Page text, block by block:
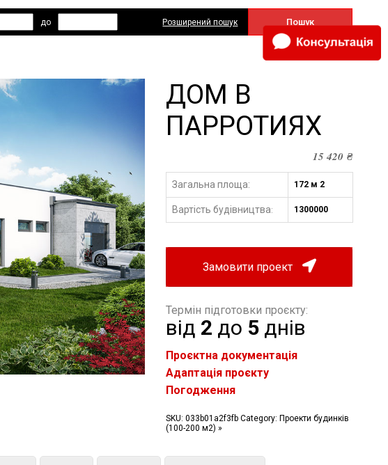
до Пошук
Розширений пошук
ДОМ В
ПАРРОТИЯХ
15 420₴
Загальна площа: 172 м 2
Вартість будівництва: 1300000
Замовити проект
Термін підготовки проєкту:
від 2 до 5 днів
Проєктна документація
Адаптація проєкту
Погодження
SKU:033b01a2f3fb Category:Проекти будинків
(100-200 м2) »